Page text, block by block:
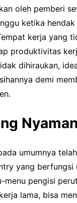
oleh pemberi
ketika hendak
kerja yang
produktivitas
dihiraukan,
demi
Nyaman
umumnya
yang berfungsi
menu pengisi
lama, bisa